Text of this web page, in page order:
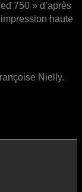
750 » d’après
haute
Nielly.